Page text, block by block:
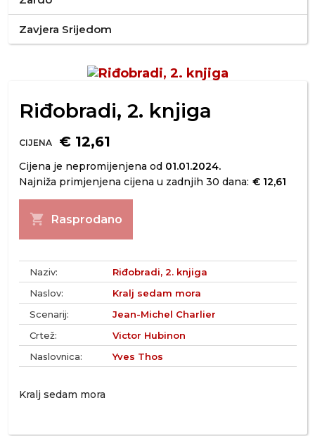
Zavjera Srijedom
Riđobradi, 2. knjiga
CIJENA € 12,61
Cijena je nepromijenjena od 01.01.2024.
Najniža primjenjena cijena u zadnjih 30 dana: € 12,61
shopping_cart Rasprodano
Naziv:
Riđobradi, 2. knjiga
Naslov:
Kralj sedam mora
Scenarij:
Jean-Michel Charlier
Crtež:
Victor Hubinon
Naslovnica:
Yves Thos
Kralj sedam mora